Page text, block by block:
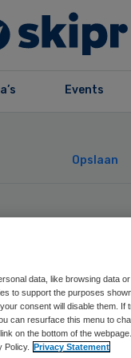
Events
Opslaan
data, like browsing data
to support the purposes
consent will disable them.
can resurface this menu to
on the bottom of the
Policy. Privacy Statement